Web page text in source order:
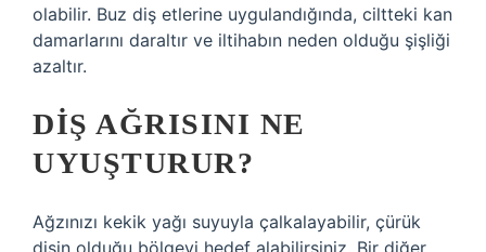
olabilir. Buz diş etlerine uygulandığında, ciltteki kan
damarlarını daraltır ve iltihabın neden olduğu şişliği
azaltır.
DIŞ AĞRISINI NE
UYUŞTURUR?
Ağzınızı kekik yağı suyuyla çalkalayabilir, çürük
dişin olduğu bölgeyi hedef alabilirsiniz. Bir diğer